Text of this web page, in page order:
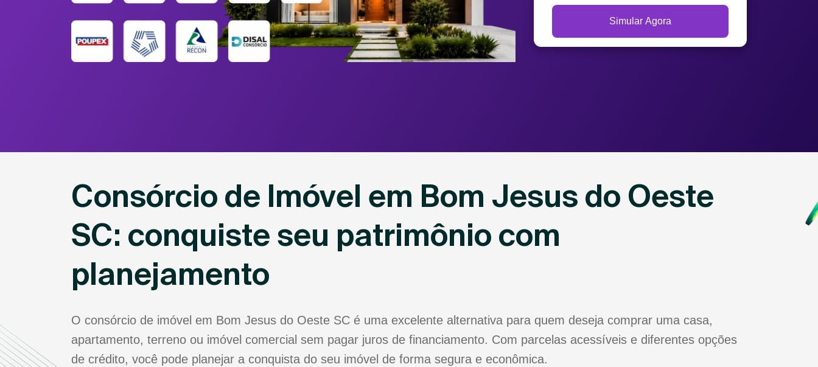
Simular Agora
Consórcio de Imóvel em Bom Jesus do Oeste
SC: conquiste seu patrimônio com
planejamento
O consórcio de imóvel em Bom Jesus do Oeste SC é uma excelente alternativa para quem deseja comprar uma casa,
apartamento, terreno ou imóvel comercial sem pagar juros de financiamento. Com parcelas acessíveis e diferentes opções
de crédito, você pode planejar a conquista do seu imóvel de forma segura e econômica.